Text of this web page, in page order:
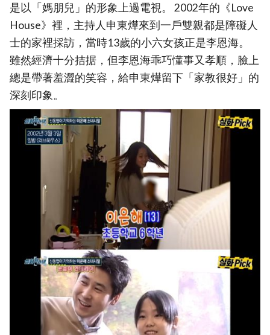
是以「媽朋兒」的形象上過電視。 2002年的《Love
House》裡，主持人申東燁來到一戶雙親都是障礙人
士的家裡採訪，當時13歲的小六女孩正是李恩海。
雖然經濟十分拮据，但李恩海乖巧懂事又孝順，臉上
總是帶著羞澀的笑容，給申東燁留下「家教很好」的
深刻印象。